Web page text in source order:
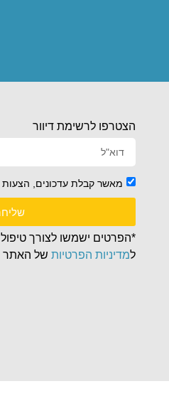
הצטרפו לרשימת דיוור
מאשר קבלת עדכונים, הצעות
*הפרטים ישמשו לצורך
למדיניות הפרטיותשל האתר